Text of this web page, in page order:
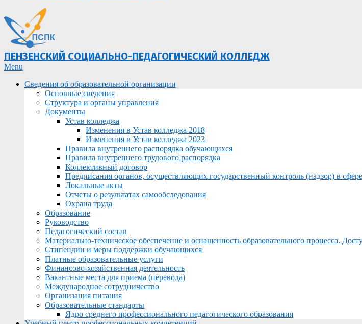
ПЕНЗЕНСКИЙ СОЦИАЛЬНО-ПЕДАГОГИЧЕСКИЙ КОЛЛЕДЖ
Primary
Menu
Menu
Сведения об образовательной организации
Основные сведения
Структура и органы управления
Документы
Устав колледжа
Изменения в Устав колледжа 2018
Изменения в Устав колледжа 2023
Правила внутреннего распорядка обучающихся
Правила внутреннего трудового распорядка
Коллективный договор
Предписания органов, осуществляющих государственный контроль (надзор) в
Локальные акты
Отчеты о результатах самообследования
Охрана труда
Образование
Руководство
Педагогический состав
Материально-техническое обеспечение и оснащенность образовательного процесса.
Стипендии и меры поддержки обучающихся
Платные образовательные услуги
Финансово-хозяйственная деятельность
Вакантные места для приема (перевода)
Международное сотрудничество
Организация питания
Образовательные стандарты
Ядро среднего профессионального педагогического образования